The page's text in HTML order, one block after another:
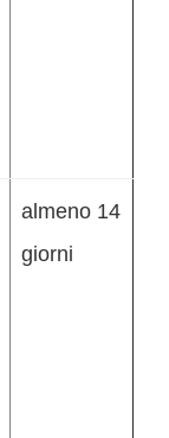
almeno 14
giorni